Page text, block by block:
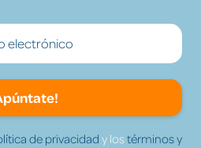
de privacidad y lostérminos y